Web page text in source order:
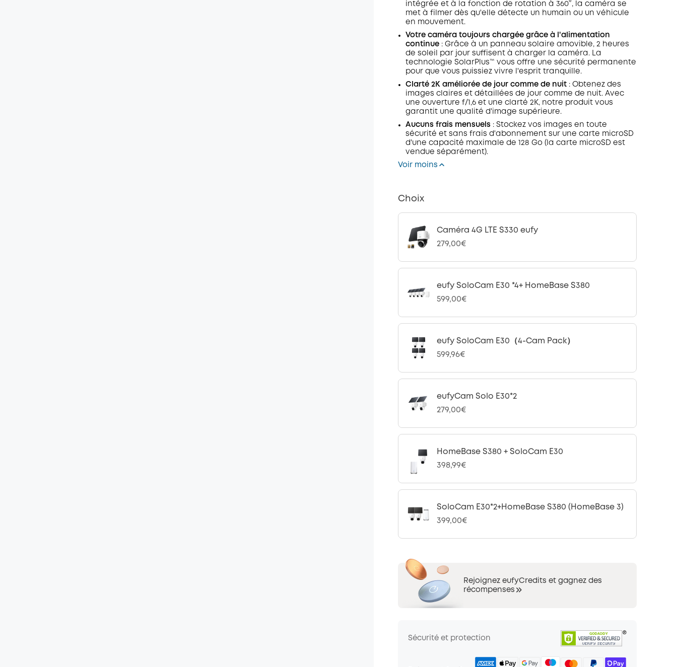
intégrée et à la fonction de rotation à 360°, la caméra se
met à filmer dès qu'elle détecte un humain ou un véhicule
en mouvement.
Votre caméra toujours chargée grâce à l'alimentation
continue: Grâce à un panneau solaire amovible, 2 heures
de soleil par jour suffisent à charger la caméra. La
technologie SolarPlus™ vous offre une sécurité permanente
pour que vous puissiez vivre l'esprit tranquille.
Clarté 2K améliorée de jour comme de nuit: Obtenez des
images claires et détaillées de jour comme de nuit. Avec
une ouverture f/1,6 et une clarté 2K, notre produit vous
garantit une qualité d'image supérieure.
Aucuns frais mensuels: Stockez vos images en toute
sécurité et sans frais d'abonnement sur une carte microSD
d'une capacité maximale de 128 Go (la carte microSD est
vendue séparément).
Voir moins
Choix
Caméra 4G LTE S330 eufy
279,00€
eufy SoloCam E30 *4+ HomeBase S380
599,00€
eufy SoloCam E30（4-Cam Pack）
599,96€
eufyCam Solo E30*2
279,00€
HomeBase S380 + SoloCam E30
398,99€
SoloCam E30*2+HomeBase S380 (HomeBase 3)
399,00€
Rejoignez eufyCredits et gagnez des
récompenses
Sécurité et protection